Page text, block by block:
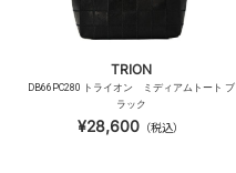
TRION
DB66PC280 トライオン ミディアムトート ブ
ラック
¥28,600 （税込）